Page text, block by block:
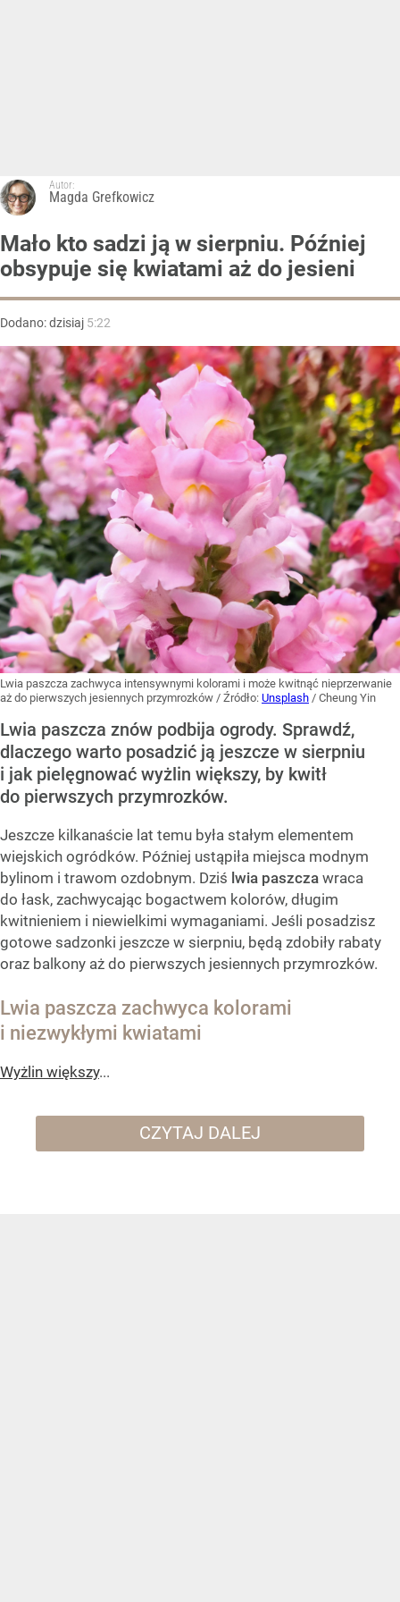
Autor:
Magda Grefkowicz
Mało kto sadzi ją w sierpniu. Później
obsypuje się kwiatami aż do jesieni
Dodano:dzisiaj 5:22
Lwia paszcza zachwyca intensywnymi kolorami i może kwitnąć nieprzerwanie
aż do pierwszych jesiennych przymrozków / Źródło: Unsplash / Cheung Yin
Lwia paszcza znów podbija ogrody. Sprawdź,
dlaczego warto posadzić ją jeszcze w sierpniu
i jak pielęgnować wyżlin większy, by kwitł
do pierwszych przymrozków.
Jeszcze kilkanaście lat temu była stałym elementem
wiejskich ogródków. Później ustąpiła miejsca modnym
bylinom i trawom ozdobnym. Dziś lwia paszcza wraca
do łask, zachwycając bogactwem kolorów, długim
kwitnieniem i niewielkimi wymaganiami. Jeśli posadzisz
gotowe sadzonki jeszcze w sierpniu, będą zdobiły rabaty
oraz balkony aż do pierwszych jesiennych przymrozków.
Lwia paszcza zachwyca kolorami
i niezwykłymi kwiatami
Wyżlin większy...
CZYTAJ DALEJ